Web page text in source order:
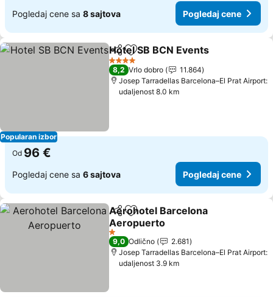
Pogledaj cene sa 8 sajtova Pogledaj cene
Popularan izbor
Deli Dodati u favorite
Hotel SB BCN Events
4 Zvezdice
8,2 Vrlo dobro
11.864
Josep Tarradellas Barcelona–El Prat Airport:
udaljenost 8.0 km
Od 96 €
Pogledaj cene sa 6 sajtova Pogledaj cene
Deli Dodati u favorite
Aerohotel Barcelona
Aeropuerto
Pogledaj cene
1 Zvezdice
9,0 Odlično
2.681
Josep Tarradellas Barcelona–El Prat Airport:
udaljenost 3.9 km